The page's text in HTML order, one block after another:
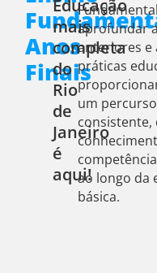
Anos
Finais
Educação
mais
completa
do
Rio
de
Janeiro
é
aqui!
aprofundar
anteriores e
práticas
um
consistente,
ao longo da
básica.